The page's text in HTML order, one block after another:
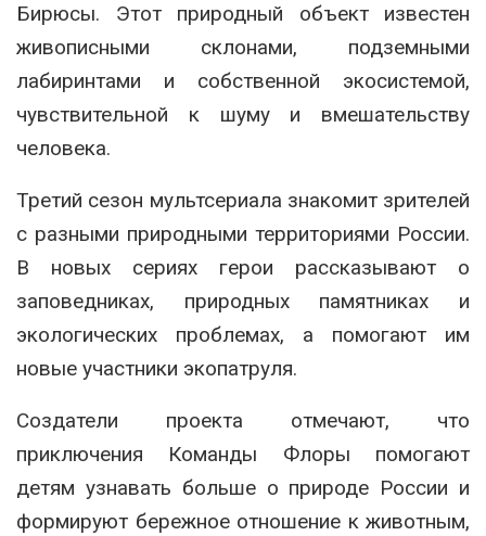
Бирюсы. Этот природный объект известен
живописными склонами, подземными
лабиринтами и собственной экосистемой,
чувствительной к шуму и вмешательству
человека.
Третий сезон мультсериала знакомит зрителей
с разными природными территориями России.
В новых сериях герои рассказывают о
заповедниках, природных памятниках и
экологических проблемах, а помогают им
новые участники экопатруля.
Создатели проекта отмечают, что
приключения Команды Флоры помогают
детям узнавать больше о природе России и
формируют бережное отношение к животным,